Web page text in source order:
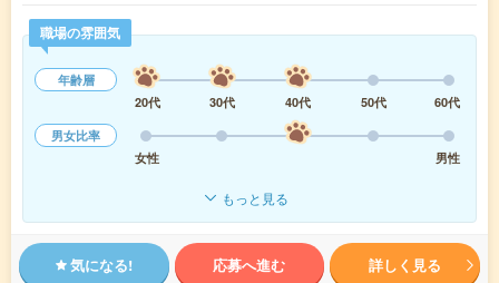
職場の雰囲気
年齢層
20代
30代 40代 50代
60代
男女比率
女性
男性
もっと見る
気になる! 応募へ進む 詳しく見る